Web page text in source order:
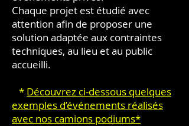
Chaque projet est étudié avec
attention afin de proposer une
solution adaptée aux contraintes
techniques, au lieu et au public
accueilli.
* Découvrez ci-dessous quelques
exemples d’événements réalisés
avec nos camions podiums*